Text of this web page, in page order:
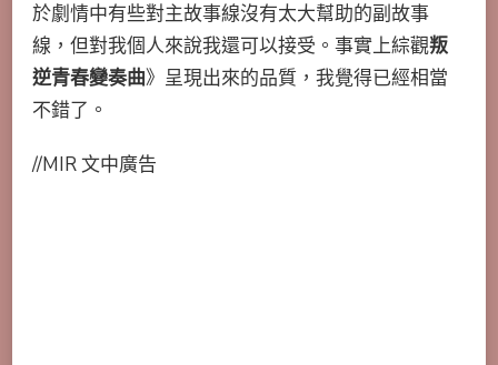
於劇情中有些對主故事線沒有太大幫助的副故事
線，但對我個人來說我還可以接受。事實上綜觀叛
逆青春變奏曲》呈現出來的品質，我覺得已經相當
不錯了。
//MIR 文中廣告